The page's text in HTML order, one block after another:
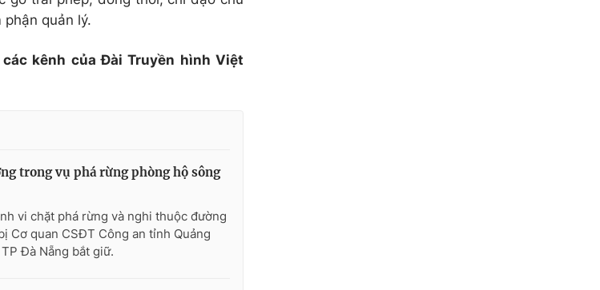
quản lý.
các kênh của Đài Truyền hình Việt
trong vụ phá rừng phòng hộ sông
vi chặt phá rừng và nghi thuộc đường
Cơ quan CSĐT Công an tỉnh Quảng
Đà Nẵng bắt giữ.